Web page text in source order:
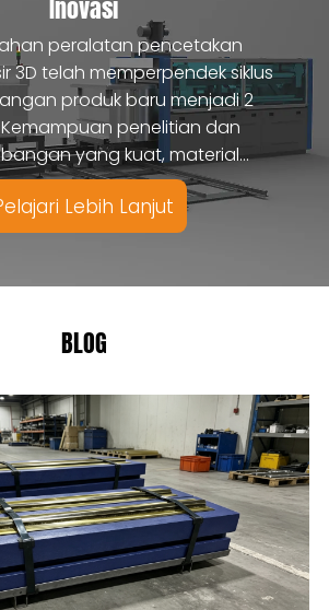
Inovasi
peralatan pencetakan
3D telah memperpendek siklus
produk baru menjadi 2
penelitian dan
yang kuat, material
cor suhu tinggi yang baru
dikembangkan.
Lebih Lanjut
BLOG